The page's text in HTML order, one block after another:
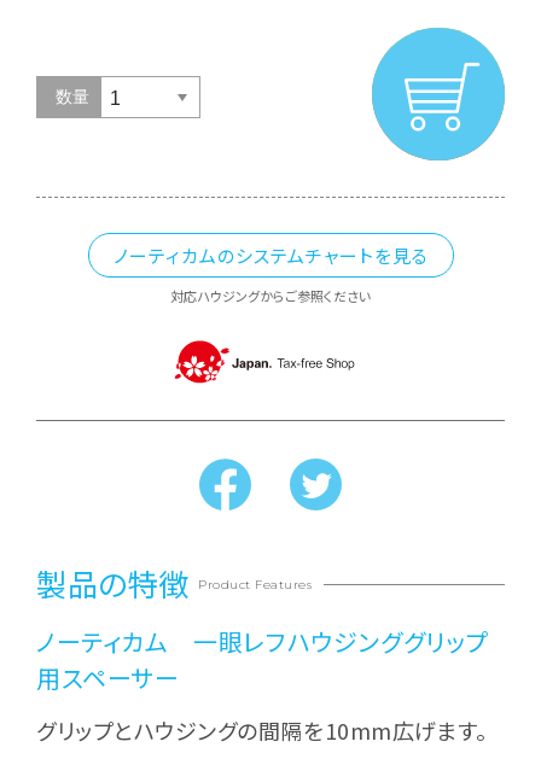
数量
ノーティカムのシステムチャートを見る
対応ハウジングからご参照ください
製品の特徴 Product Features
ノーティカム 一眼レフハウジンググリップ
用スペーサー
グリップとハウジングの間隔を10mm広げます。